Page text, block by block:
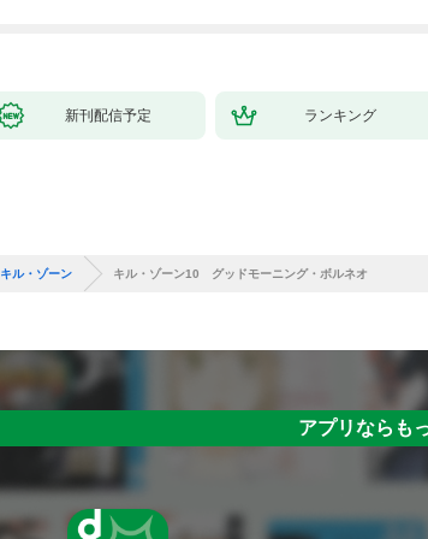
新刊配信予定 ランキング
キル・ゾーン キル・ゾーン10 グッドモーニング・ボルネオ
アプリならも